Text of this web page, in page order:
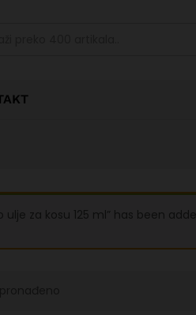
ulje za kosu 125 ml” has been